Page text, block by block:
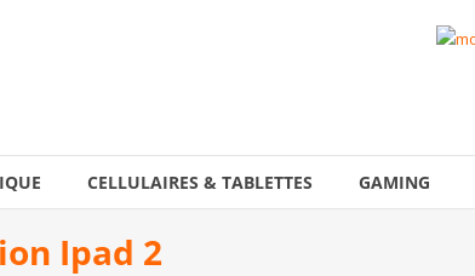
CELLULAIRES & TABLETTES GAMING
Ipad 2